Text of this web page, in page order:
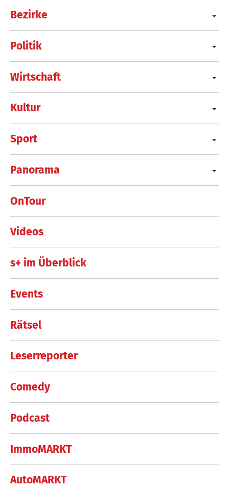
Bezirke
Politik
Wirtschaft
Kultur
Sport
Panorama
OnTour
Videos
s+ im Überblick
Events
Rätsel
Leserreporter
Comedy
Podcast
ImmoMARKT
AutoMARKT